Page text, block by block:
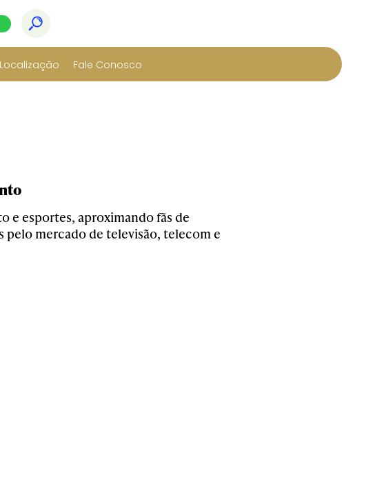
Localização Fale Conosco
e esportes, aproximando fãs de
pelo mercado de televisão, telecom e